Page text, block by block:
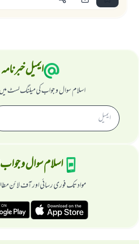
ایمیل خبرنامہ
اسلام سوال و جواب کی میلنگ لسٹ
اسلام سوال و
مواد تک فوری رسائی اور آف لائن